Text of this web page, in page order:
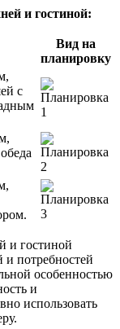
и гостиной:
Вид на
планировку
с
и гостиной
и потребностей
особенностью
и
использовать